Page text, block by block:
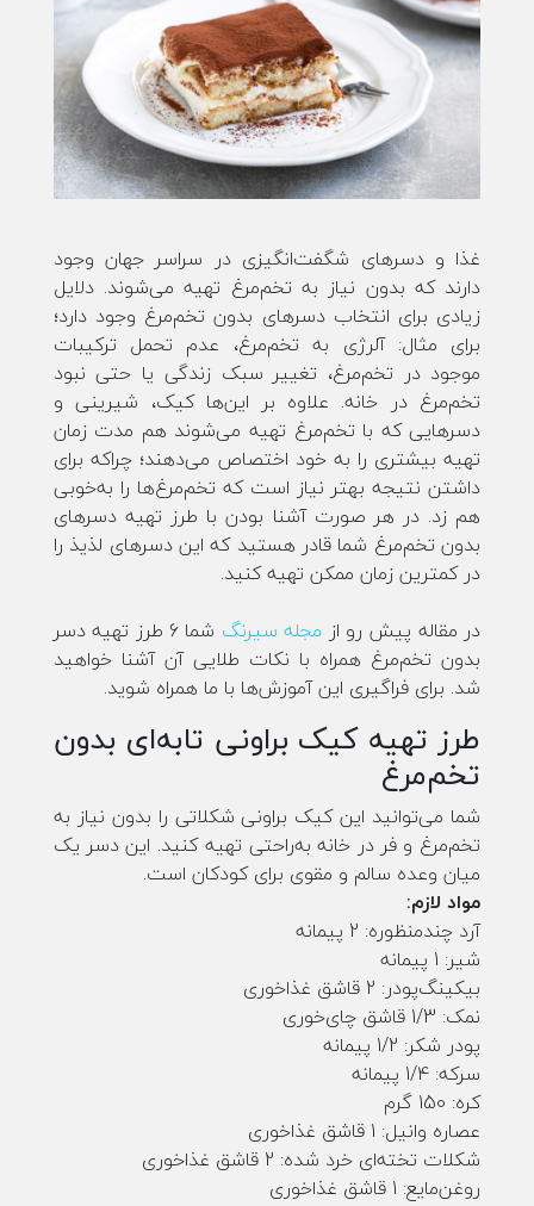
غذا و دسرهای شگفت‌انگیزی در سراسر جهان وجود
دارند که بدون نیاز به تخم‌مرغ تهیه می‌شوند. دلایل
زیادی برای انتخاب دسرهای بدون تخم‌مرغ وجود دارد؛
برای مثال: آلرژی به تخم‌مرغ، عدم تحمل ترکیبات
موجود در تخم‌مرغ، تغییر سبک زندگی یا حتی نبود
تخم‌مرغ در خانه. علاوه بر این‌ها کیک، شیرینی و
دسرهایی که با تخم‌مرغ تهیه می‌شوند هم مدت زمان
تهیه بیشتری را به خود اختصاص می‌دهند؛ چراکه برای
داشتن نتیجه بهتر نیاز است که تخم‌مرغ‌ها را به‌خوبی
هم زد. در هر صورت آشنا بودن با طرز تهیه دسرهای
بدون تخم‌مرغ شما قادر هستید که این دسرهای لذیذ را
در کمترین زمان ممکن تهیه کنید.
در مقاله پیش رو از مجله سیرنگ
شما 6 طرز تهیه دسر
بدون تخم‌مرغ همراه با نکات طلایی آن آشنا خواهید
شد. برای فراگیری این آموزش‌ها با ما همراه شوید.
طرز تهیه کیک براونی تابه‌ای بدون
تخم‌مرغ
شما می‌توانید این کیک براونی شکلاتی را بدون نیاز به
تخم‌مرغ و فر در خانه به‌راحتی تهیه کنید. این دسر یک
میان وعده سالم و مقوی برای کودکان است.
مواد لازم:
آرد چندمنظوره: 2 پیمانه
شیر: 1 پیمانه
بیکینگ‌پودر: 2 قاشق غذاخوری
نمک: 1/3 قاشق چای‌خوری
پودر شکر: 1/2 پیمانه
سرکه: 1/4 پیمانه
کره: 150 گرم
عصاره وانیل: 1 قاشق غذاخوری
شکلات تخته‌ای خرد شده: 2 قاشق غذاخوری
روغن‌مایع: 1 قاشق غذاخوری